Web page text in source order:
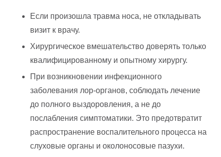
Если произошла травма носа, не откладывать
визит к врачу.
Хирургическое вмешательство доверять только
квалифицированному и опытному хирургу.
При возникновении инфекционного
заболевания лор-органов, соблюдать лечение
до полного выздоровления, а не до
послабления симптоматики. Это предотвратит
распространение воспалительного процесса на
слуховые органы и околоносовые пазухи.